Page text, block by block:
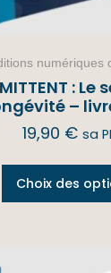
numériques
:
–
19,90 € sa
Choix des